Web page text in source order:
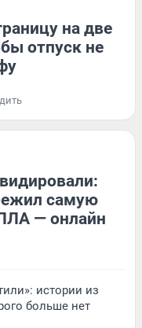
на две
отпуск не
самую
— онлайн
истории из
больше нет